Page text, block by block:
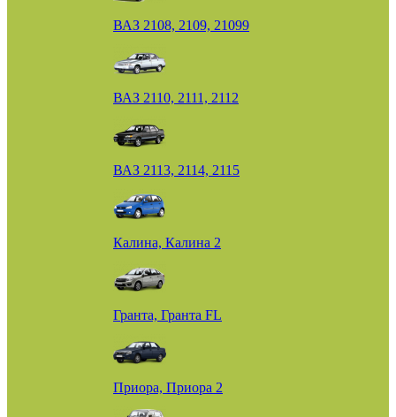
ВАЗ 2108, 2109, 21099
ВАЗ 2110, 2111, 2112
ВАЗ 2113, 2114, 2115
Калина, Калина 2
Гранта, Гранта FL
Приора, Приора 2